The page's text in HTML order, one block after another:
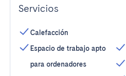
Servicios
Calefacción
Espacio de trabajo apto
para ordenadores